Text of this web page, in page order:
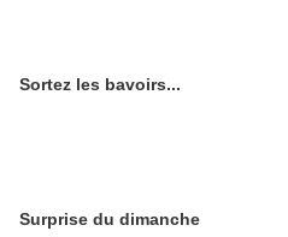
Sortez les bavoirs...
Surprise du dimanche